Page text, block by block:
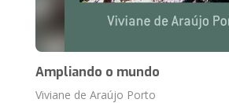
Ampliando o mundo
Viviane de Araújo Porto